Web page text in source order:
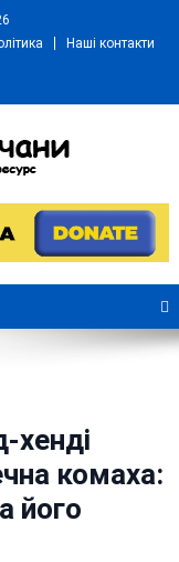
Наші контакти
хенді
комаха:
його